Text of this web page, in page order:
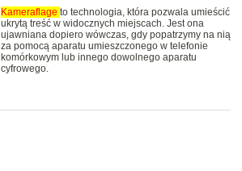
Kameraflage to technologia, która pozwala umieścić
ukrytą treść w widocznych miejscach. Jest ona
ujawniana dopiero wówczas, gdy popatrzymy na nią
za pomocą aparatu umieszczonego w telefonie
komórkowym lub innego dowolnego aparatu
cyfrowego.